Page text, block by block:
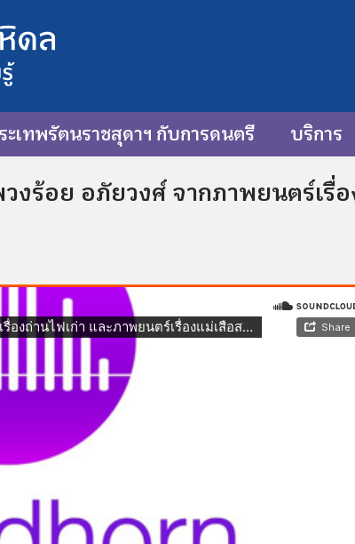
เทพรัตนราชสุดาฯ กับการดนตรี บริการ
อย อภัยวงศ์ จากภาพยนตร์เรื่อ